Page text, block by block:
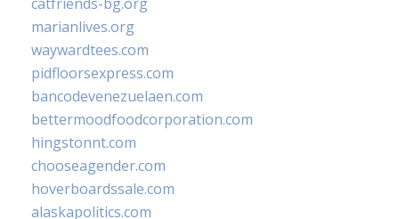
marianlives.org
waywardtees.com
pidfloorsexpress.com
bancodevenezuelaen.com
bettermoodfoodcorporation.com
hingstonnt.com
chooseagender.com
hoverboardssale.com
alaskapolitics.com